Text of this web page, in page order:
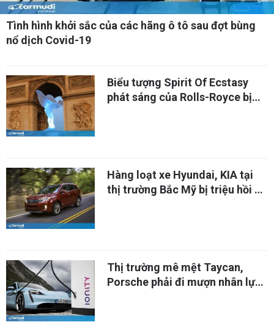
Tình hình khởi sắc của các hãng ô tô sau đợt bùng
nổ dịch Covid-19
Biểu tượng Spirit Of Ecstasy
phát sáng của Rolls-Royce bị
Hàng loạt xe Hyundai, KIA tại
thị trường Bắc Mỹ bị triệu hồi do
Thị trường mê mệt Taycan,
Porsche phải đi mượn nhân lực